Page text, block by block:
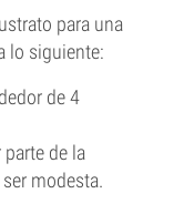
para una
lo siguiente:
de 4
de la
modesta.